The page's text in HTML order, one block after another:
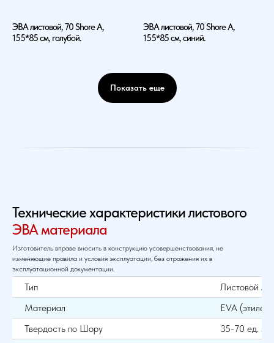
ЭВА листовой, 70 Shore A,
155*85 см, голубой.
ЭВА листовой, 70 Shore A,
155*85 см, синий.
Показать еще
Технические характеристики листового
ЭВА материала
Изготовитель вправе вносить в конструкцию усовершенствования, не
изменяющие правила и условия эксплуатации, без отражения их в
эксплуатационной документации.
Тип
Листовой
Материал
EVA
Твердость по Шору
35-70 ед.